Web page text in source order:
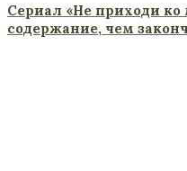
Сериал «Не приходи ко
содержание, чем